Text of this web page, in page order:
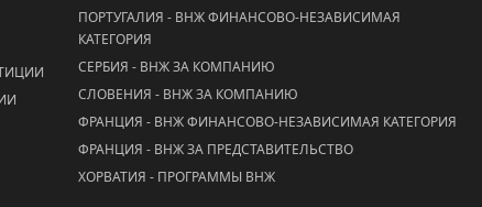
ПОРТУГАЛИЯ - ВНЖ ФИНАНСОВО-НЕЗАВИСИМАЯ
КАТЕГОРИЯ
СЕРБИЯ - ВНЖ ЗА КОМПАНИЮ
СЛОВЕНИЯ - ВНЖ ЗА КОМПАНИЮ
ФРАНЦИЯ - ВНЖ ФИНАНСОВО-НЕЗАВИСИМАЯ КАТЕГОРИЯ
ФРАНЦИЯ - ВНЖ ЗА ПРЕДСТАВИТЕЛЬСТВО
ХОРВАТИЯ - ПРОГРАММЫ ВНЖ